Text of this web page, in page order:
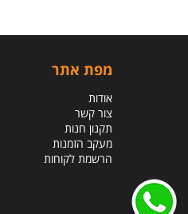
מפת אתר
אודות
צור קשר
תקנון חנות
מעקב הזמנות
הרשמת לקוחות